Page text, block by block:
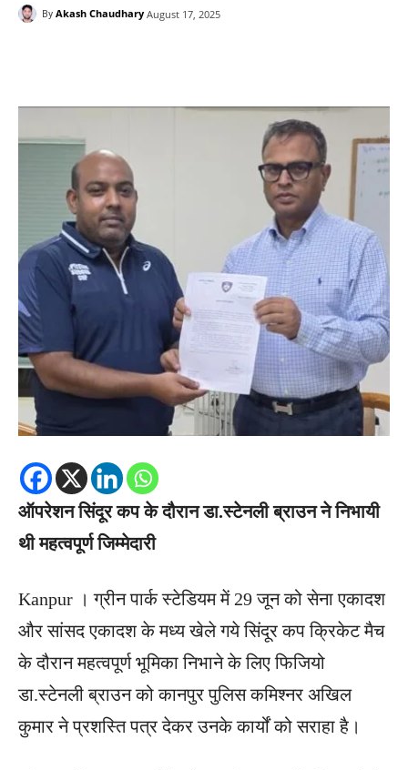
By Akash Chaudhary August 17, 2025
ऑपरेशन सिंदूर कप के दौरान डा.स्टेनली ब्राउन ने निभायी
थी महत्वपूर्ण जिम्मेदारी
Kanpur । ग्रीन पार्क स्टेडियम में 29 जून को सेना एकादश
और सांसद एकादश के मध्य खेले गये सिंदूर कप क्रिकेट मैच
के दौरान महत्वपूर्ण भूमिका निभाने के लिए फिजियो
डा.स्टेनली ब्राउन को कानपुर पुलिस कमिश्नर अखिल
कुमार ने प्रशस्ति पत्र देकर उनके कार्यों को सराहा है।